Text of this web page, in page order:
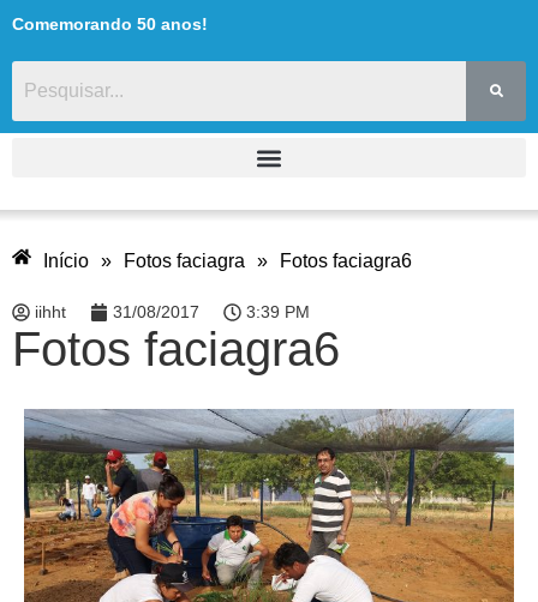
Comemorando 50 anos!
Início » Fotos faciagra » Fotos faciagra6
iihht 31/08/2017 3:39 PM
Fotos faciagra6